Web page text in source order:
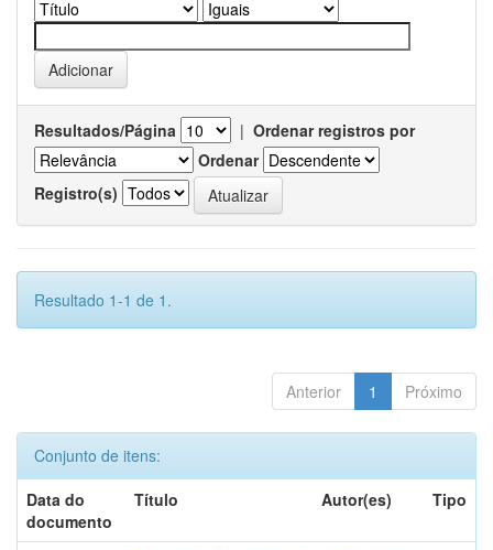
Resultados/Página | Ordenar registros por
Ordenar
Registro(s)
Resultado 1-1 de 1.
Anterior 1 Próximo
Conjunto de itens:
Data do
documento
Título Autor(es) Tipo